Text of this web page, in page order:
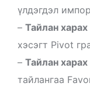
үлдэгдэл
– Тайлан
хэсэгт Pivot
– Тайлан
тайлангаа